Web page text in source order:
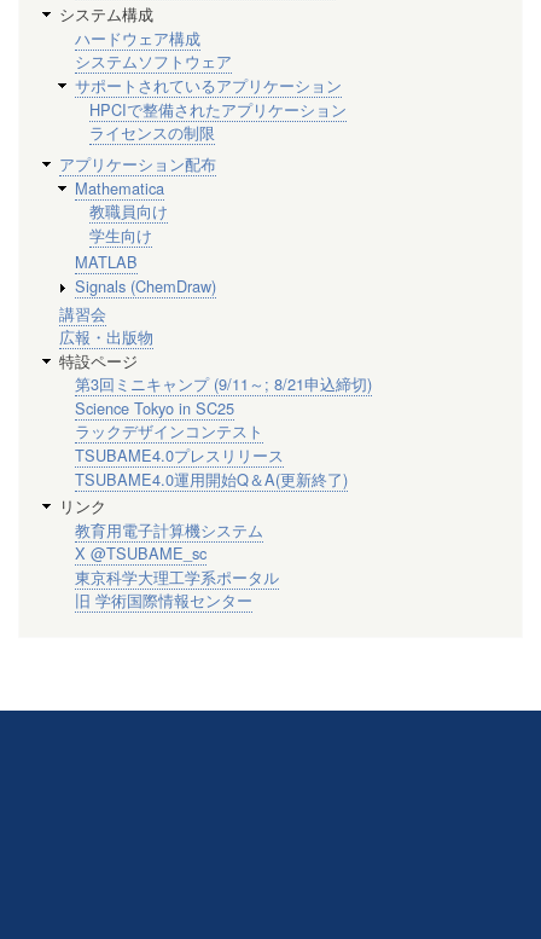
システム構成
ハードウェア構成
システムソフトウェア
サポートされているアプリケーション
HPCIで整備されたアプリケーション
ライセンスの制限
アプリケーション配布
Mathematica
教職員向け
学生向け
MATLAB
Signals (ChemDraw)
講習会
広報・出版物
特設ページ
第3回ミニキャンプ (9/11～; 8/21申込締切)
Science Tokyo in SC25
ラックデザインコンテスト
TSUBAME4.0プレスリリース
TSUBAME4.0運用開始Q＆A(更新終了)
リンク
教育用電子計算機システム
X @TSUBAME_sc
東京科学大理工学系ポータル
旧 学術国際情報センター